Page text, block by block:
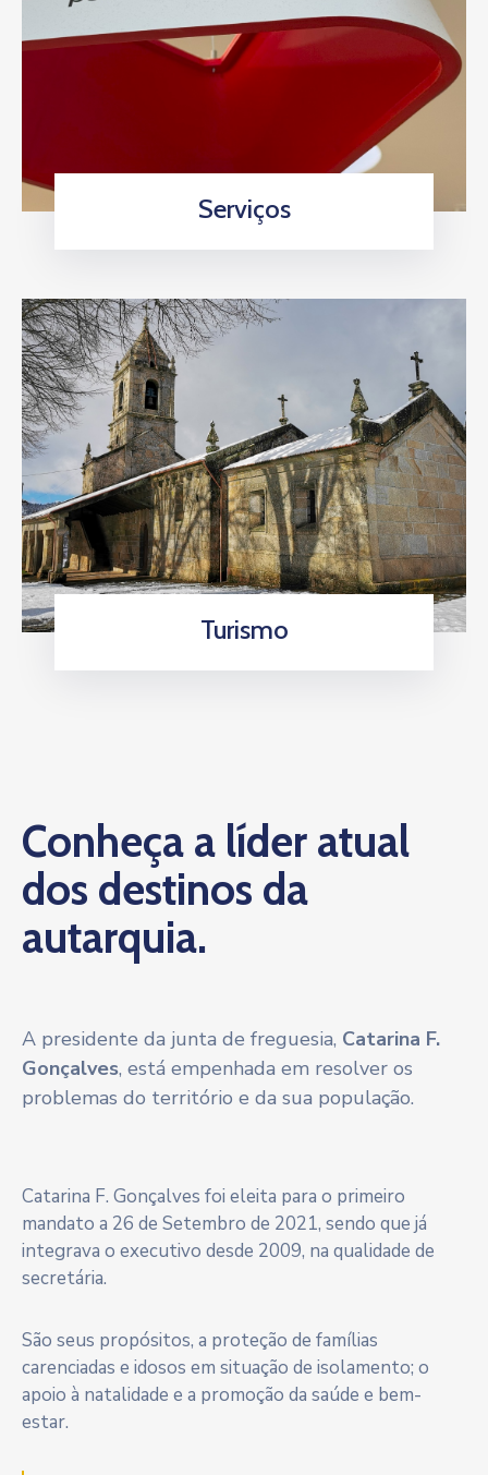
Serviços
Turismo
Conheça a líder atual
dos destinos da
autarquia.
A presidente da junta de freguesia, Catarina F.
Gonçalves, está empenhada em resolver os
problemas do território e da sua população.
Catarina F. Gonçalves foi eleita para o primeiro
mandato a 26 de Setembro de 2021, sendo que já
integrava o executivo desde 2009, na qualidade de
secretária.
São seus propósitos, a proteção de famílias
carenciadas e idosos em situação de isolamento; o
apoio à natalidade e a promoção da saúde e bem-
estar.